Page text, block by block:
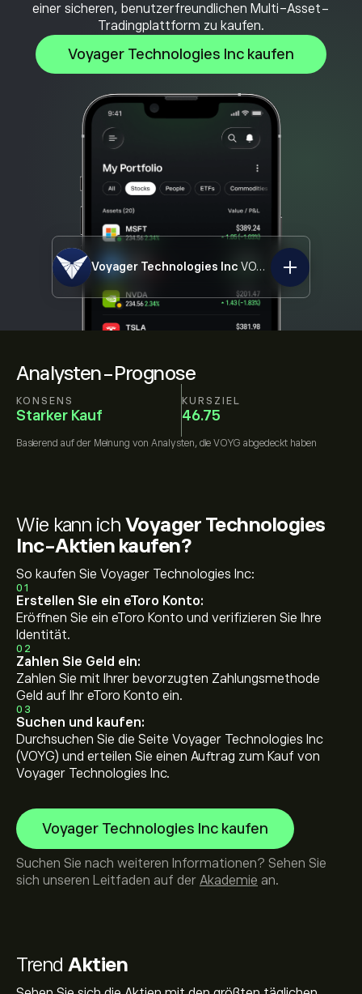
Analysten-Prognose
KONSENS
Starker Kauf
KURSZIEL
46.75
Basierend auf der Meinung von Analysten, die VOYG abgedeckt haben
einer sicheren, benutzerfreundlichen Multi-Asset-
Tradingplattform zu kaufen.
Voyager Technologies Inc kaufen
Voyager Technologies Inc VOYG
Trend Aktien
Wie kann ich Voyager Technologies
Inc-Aktien kaufen?
So kaufen Sie Voyager Technologies Inc:
01
Erstellen Sie ein eToro Konto:
Eröffnen Sie ein eToro Konto und verifizieren Sie Ihre
Identität.
02
Zahlen Sie Geld ein:
Zahlen Sie mit Ihrer bevorzugten Zahlungsmethode
Geld auf Ihr eToro Konto ein.
03
Suchen und kaufen:
Durchsuchen Sie die Seite Voyager Technologies Inc
(VOYG) und erteilen Sie einen Auftrag zum Kauf von
Voyager Technologies Inc.
Voyager Technologies Inc kaufen
Suchen Sie nach weiteren Informationen? Sehen Sie
sich unseren Leitfaden auf der Akademie an.